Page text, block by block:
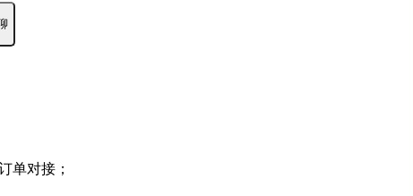
单对接；